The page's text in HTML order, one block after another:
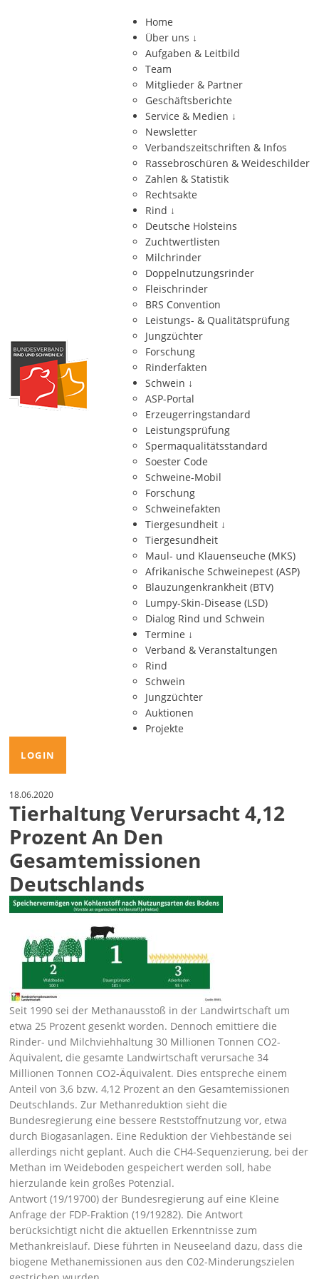
Home
Über uns ↓
Aufgaben & Leitbild
Team
Mitglieder & Partner
Geschäftsberichte
Service & Medien ↓
Newsletter
Verbandszeitschriften & Infos
Rassebroschüren & Weideschilder
Zahlen & Statistik
Rechtsakte
Rind ↓
Deutsche Holsteins
Zuchtwertlisten
Milchrinder
Doppelnutzungsrinder
Fleischrinder
BRS Convention
Leistungs- & Qualitätsprüfung
Jungzüchter
Forschung
Rinderfakten
Schwein ↓
ASP-Portal
Erzeugerringstandard
Leistungsprüfung
Spermaqualitätsstandard
Soester Code
Schweine-Mobil
Forschung
Schweinefakten
Tiergesundheit ↓
Tiergesundheit
Maul- und Klauenseuche (MKS)
Afrikanische Schweinepest (ASP)
Blauzungenkrankheit (BTV)
Lumpy-Skin-Disease (LSD)
Dialog Rind und Schwein
Termine ↓
Verband & Veranstaltungen
Rind
Schwein
Jungzüchter
Auktionen
Projekte
LOGIN
18.06.2020
Tierhaltung Verursacht 4,12
Prozent An Den
Gesamtemissionen
Deutschlands
Seit 1990 sei der Methanausstoß in der Landwirtschaft um
etwa 25 Prozent gesenkt worden. Dennoch emittiere die
Rinder- und Milchviehhaltung 30 Millionen Tonnen CO2-
Äquivalent, die gesamte Landwirtschaft verursache 34
Millionen Tonnen CO2-Äquivalent. Dies entspreche einem
Anteil von 3,6 bzw. 4,12 Prozent an den Gesamtemissionen
Deutschlands. Zur Methanreduktion sieht die
Bundesregierung eine bessere Reststoffnutzung vor, etwa
durch Biogasanlagen. Eine Reduktion der Viehbestände sei
allerdings nicht geplant. Auch die CH4-Sequenzierung, bei der
Methan im Weideboden gespeichert werden soll, habe
hierzulande kein großes Potenzial.
Antwort (19/19700) der Bundesregierung auf eine Kleine
Anfrage der FDP-Fraktion (19/19282). Die Antwort
berücksichtigt nicht dieaktuellen Erkenntnisse zum
Methankreislauf. Diese führten in Neuseeland dazu, dass die
biogene Methanemissionen aus den C02-Minderungszielen